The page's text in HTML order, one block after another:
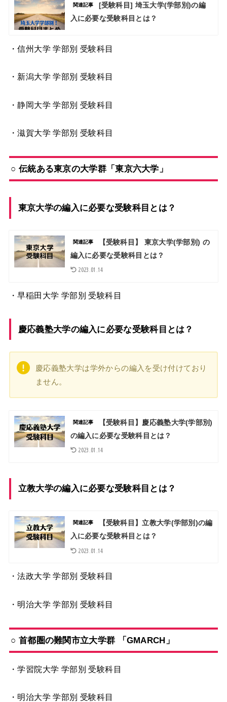
関連記事
[受験科目] 埼玉大学(学部別)の編
入に必要な受験科目とは？
・信州大学 学部別 受験科目
・新潟大学 学部別 受験科目
・静岡大学 学部別 受験科目
・滋賀大学 学部別 受験科目
○ 伝統ある東京の大学群「東京六大学」
東京大学の編入に必要な受験科目とは？
関連記事
【受験科目】 東京大学(学部別) の
編入に必要な受験科目とは？
2023.01.14
・早稲田大学 学部別 受験科目
慶応義塾大学の編入に必要な受験科目とは？
慶応義塾大学は学外からの編入を受け付けており
ません。
関連記事
【受験科目】慶応義塾大学(学部別)
の編入に必要な受験科目とは？
2023.01.14
立教大学の編入に必要な受験科目とは？
関連記事
【受験科目】立教大学(学部別)の編
入に必要な受験科目とは？
2023.01.14
・法政大学 学部別 受験科目
・明治大学 学部別 受験科目
○ 首都圏の難関市立大学群 「GMARCH」
・学習院大学 学部別 受験科目
・明治大学 学部別 受験科目